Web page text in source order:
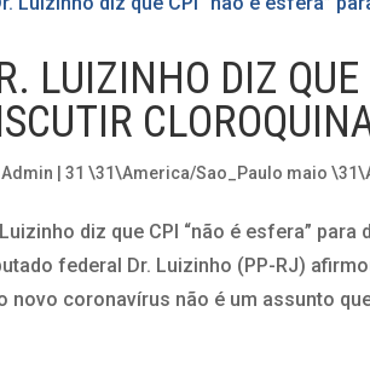
LUIZINHO DIZ QUE
Admin |31 \31\America/Sao_Paulo maio
diz que CPI “não é esfera”
federal Dr. Luizinho (PP-RJ)
novo coronavírus não é um assunto